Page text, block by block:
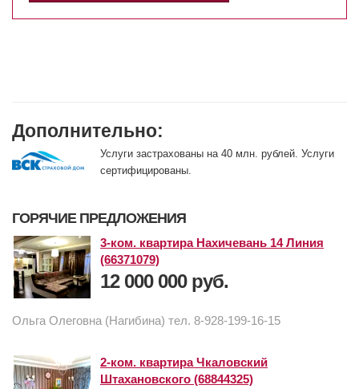
Дополнительно:
Услуги застрахованы на 40 млн. рублей. Услуги
сертифицированы.
ГОРЯЧИЕ ПРЕДЛОЖЕНИЯ
3-ком. квартира Нахичевань 14 Линия
(66371079)
12 000 000 руб.
Ольга Олеговна (Нагибина) тел. 8-928-199-16-15
2-ком. квартира Чкаловский
Штахановского (68844325)